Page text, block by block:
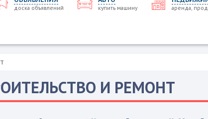
доска объявлений купить машину аренда,
И РЕМОНТ